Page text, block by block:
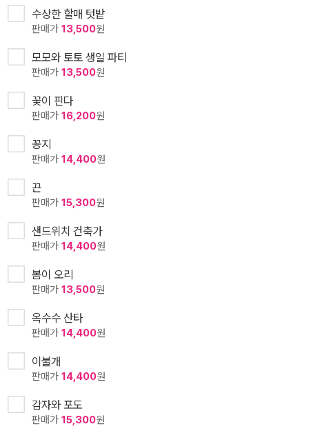
수상한 할매 텃밭
판매가 13,500원
모모와 토토 생일 파티
판매가 13,500원
꽃이 핀다
판매가 16,200원
꽁지
판매가 14,400원
끈
판매가 15,300원
샌드위치 건축가
판매가 14,400원
봄이 오리
판매가 13,500원
옥수수 산타
판매가 14,400원
이불개
판매가 14,400원
감자와 포도
판매가 15,300원